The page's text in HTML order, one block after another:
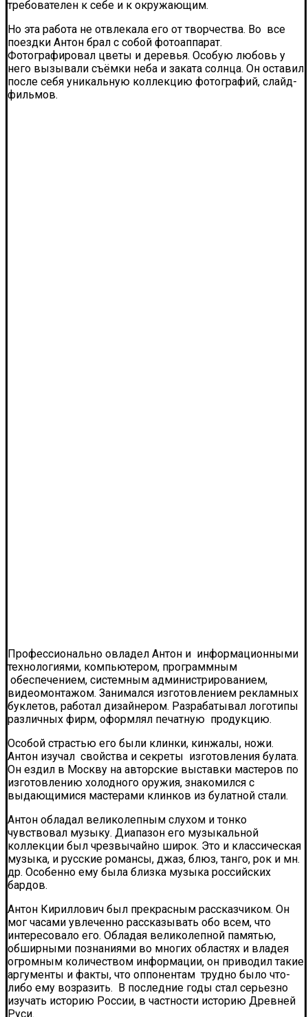
требователен к себе и к окружающим.
Но эта работа не отвлекала его от творчества. Во все
поездки Антон брал с собой фотоаппарат.
Фотографировал цветы и деревья. Особую любовь у
него вызывали съёмки неба и заката солнца. Он оставил
после себя уникальную коллекцию фотографий, слайд-
фильмов.
Профессионально овладел Антон и информационными
технологиями, компьютером, программным
обеспечением, системным администрированием,
видеомонтажом. Занимался изготовлением рекламных
буклетов, работал дизайнером. Разрабатывал логотипы
различных фирм, оформлял печатную продукцию.
Особой страстью его были клинки, кинжалы, ножи.
Антон изучал свойства и секреты изготовления булата.
Он ездил в Москву на авторские выставки мастеров по
изготовлению холодного оружия, знакомился с
выдающимися мастерами клинков из булатной стали.
Антон обладал великолепным слухом и тонко
чувствовал музыку. Диапазон его музыкальной
коллекции был чрезвычайно широк. Это и классическая
музыка, и русские романсы, джаз, блюз, танго, рок и мн.
др. Особенно ему была близка музыка российских
бардов.
Антон Кириллович был прекрасным рассказчиком. Он
мог часами увлеченно рассказывать обо всем, что
интересовало его. Обладая великолепной памятью,
обширными познаниями во многих областях и владея
огромным количеством информации, он приводил такие
аргументы и факты, что оппонентам трудно было что-
либо ему возразить. В последние годы стал серьезно
изучать историю России, в частности историю Древней
Руси.